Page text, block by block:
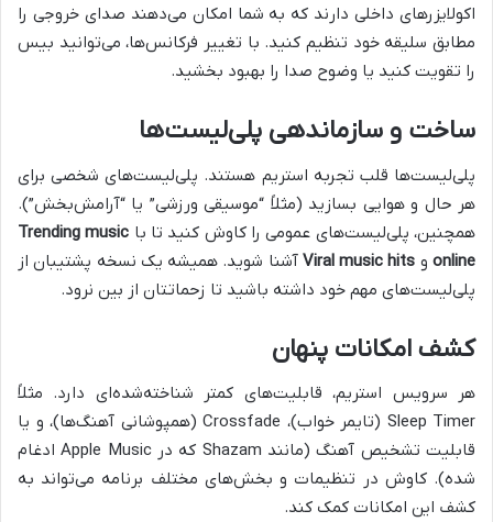
اکولایزرهای داخلی دارند که به شما امکان می‌دهند صدای خروجی را
مطابق سلیقه خود تنظیم کنید. با تغییر فرکانس‌ها، می‌توانید بیس
را تقویت کنید یا وضوح صدا را بهبود بخشید.
ساخت و سازماندهی پلی‌لیست‌ها
پلی‌لیست‌ها قلب تجربه استریم هستند. پلی‌لیست‌های شخصی برای
هر حال و هوایی بسازید (مثلاً “موسیقی ورزشی” یا “آرامش‌بخش”).
همچنین، پلی‌لیست‌های عمومی را کاوش کنید تا با Trending music
onlineو Viral music hits آشنا شوید. همیشه یک نسخه پشتیبان از
پلی‌لیست‌های مهم خود داشته باشید تا زحماتتان از بین نرود.
کشف امکانات پنهان
هر سرویس استریم، قابلیت‌های کمتر شناخته‌شده‌ای دارد. مثلاً
Sleep Timer (تایمر خواب)، Crossfade (همپوشانی آهنگ‌ها)، و یا
قابلیت تشخیص آهنگ (مانند Shazam که در Apple Music ادغام
شده). کاوش در تنظیمات و بخش‌های مختلف برنامه می‌تواند به
کشف این امکانات کمک کند.